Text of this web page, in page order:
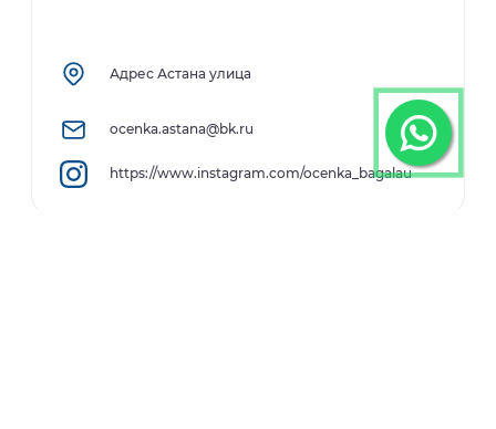
Адрес Астана улица
ocenka.astana@bk.ru
https://www.instagram.com/ocenka_bagalau